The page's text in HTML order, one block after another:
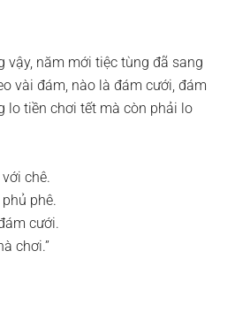
vậy, năm mới tiệc tùng đã sang
vài đám, nào là đám cưới, đám
lo tiền chơi tết mà còn phải lo
chê.
phê.
cưới.
chơi.”